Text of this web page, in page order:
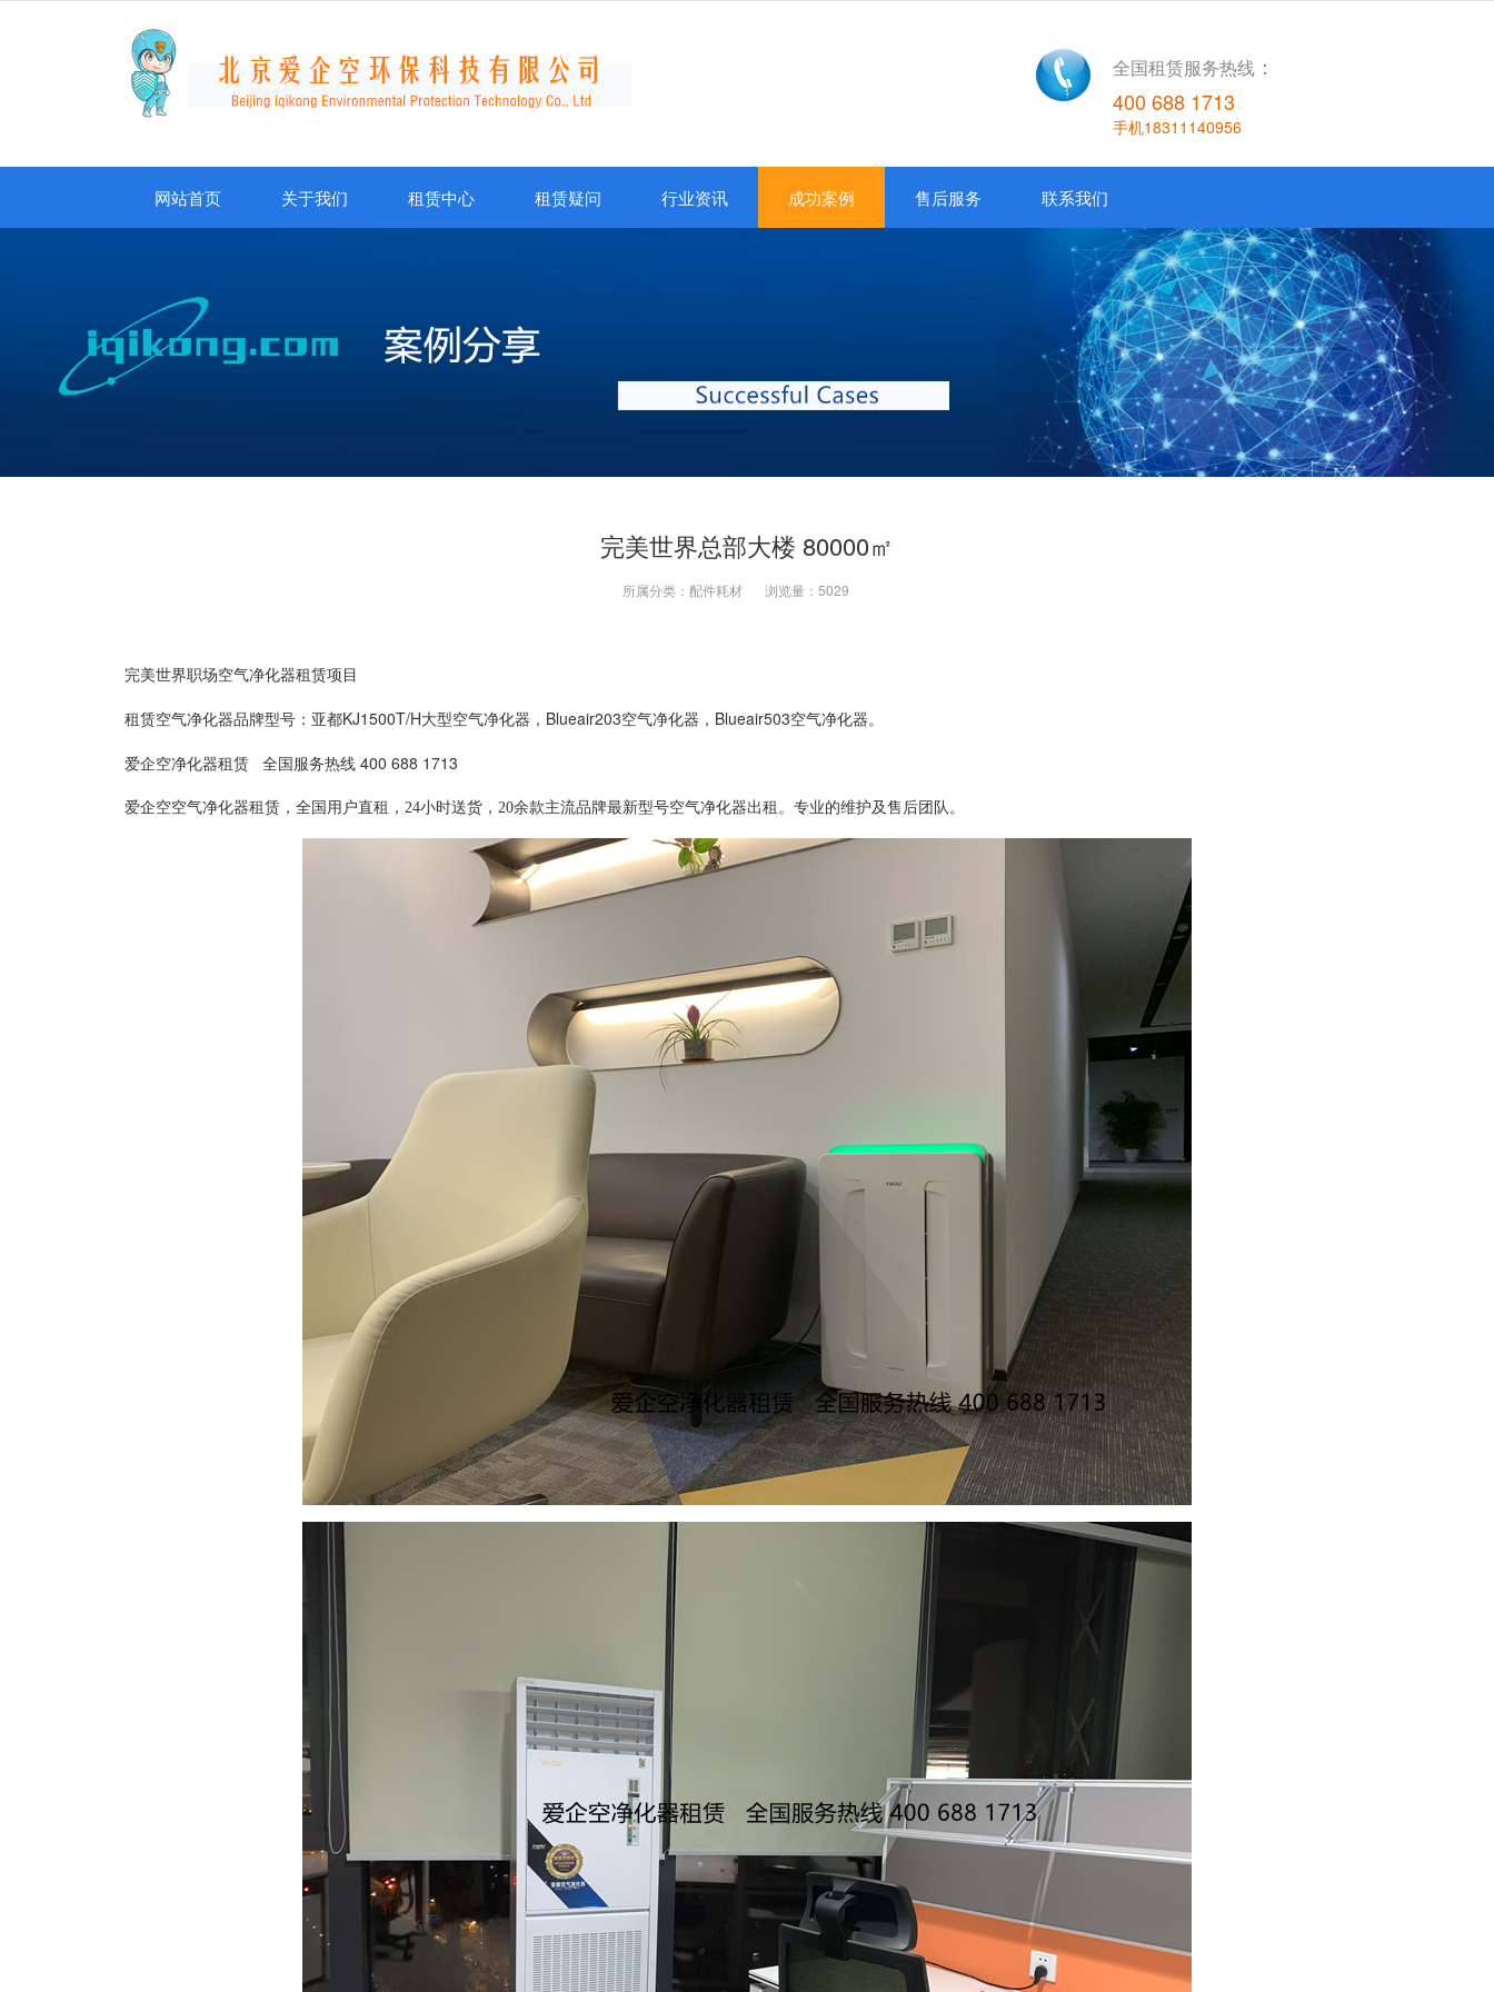
全国租赁服务热线 ：
400 688 1713
手机18311140956
网站首页 关于我们 租赁中心 租赁疑问 行业资讯 成功案例 售后服务 联系我们
完美世界总部大楼 80000㎡
所属分类： 配件耗材 浏览量： 5029
完美世界职场空气净化器租赁项目
租赁空气净化器品牌型号：亚都KJ1500T/H大型空气净化器，Blueair203空气净化器，Blueair503空气净化器。
爱企空净化器租赁 全国服务热线 400 688 1713
爱企空空气净化器租赁，全国用户直租，24小时送货，20余款主流品牌最新型号空气净化器出租。专业的维护及售后团队。